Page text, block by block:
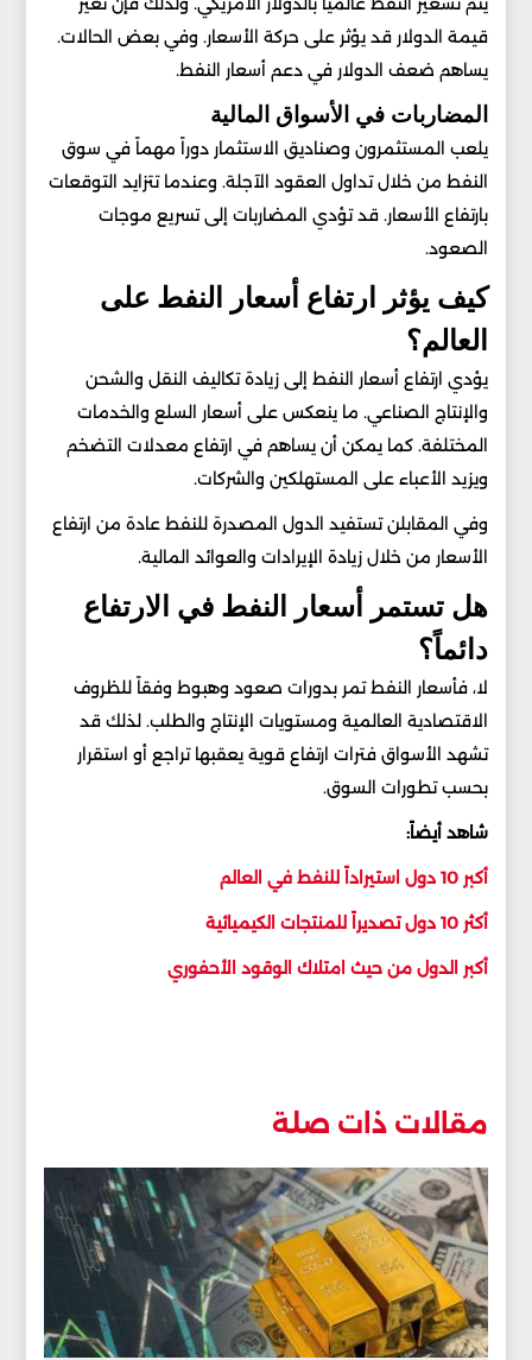
قيمة الدولار قد يؤثر على حركة الأسعار. وفي بعض الحالات.
يساهم ضعف الدولار في دعم أسعار النفط.
المضاربات في الأسواق المالية
يلعب المستثمرون وصناديق الاستثمار دوراً مهماً في سوق
النفط من خلال تداول العقود الآجلة. وعندما تتزايد التوقعات
بارتفاع الأسعار. قد تؤدي المضاربات إلى تسريع موجات
الصعود.
كيف يؤثر ارتفاع أسعار النفط على
العالم؟
يؤدي ارتفاع أسعار النفط إلى زيادة تكاليف النقل والشحن
والإنتاج الصناعي. ما ينعكس على أسعار السلع والخدمات
المختلفة. كما يمكن أن يساهم في ارتفاع معدلات التضخم
ويزيد الأعباء على المستهلكين والشركات.
وفي المقابلن تستفيد الدول المصدرة للنفط عادة من ارتفاع
الأسعار من خلال زيادة الإيرادات والعوائد المالية.
هل تستمر أسعار النفط في الارتفاع
دائماً؟
لا، فأسعار النفط تمر بدورات صعود وهبوط وفقاً للظروف
الاقتصادية العالمية ومستويات الإنتاج والطلب. لذلك قد
تشهد الأسواق فترات ارتفاع قوية يعقبها تراجع أو استقرار
بحسب تطورات السوق.
شاهد أيضاً:
أكبر 10 دول استيراداً للنفط في العالم
أكثر 10 دول تصديراً للمنتجات الكيميائية
أكبر الدول من حيث امتلاك الوقود الأحفوري
مقالات ذات صلة